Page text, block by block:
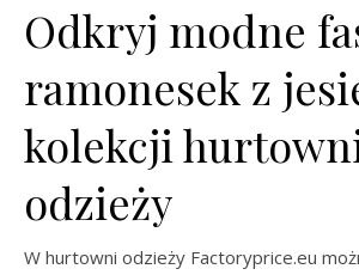
Odkryj modne
ramonesek z
kolekcji
odzieży
W hurtowni odzieży Factoryprice.eu